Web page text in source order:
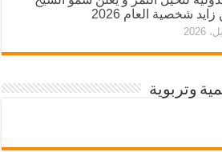
شخصية العام 2026
وتربوية